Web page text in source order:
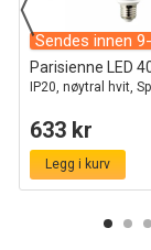
Sendes innen
Parisienne LED
IP20, nøytral hvit,
633 kr
Legg i kurv